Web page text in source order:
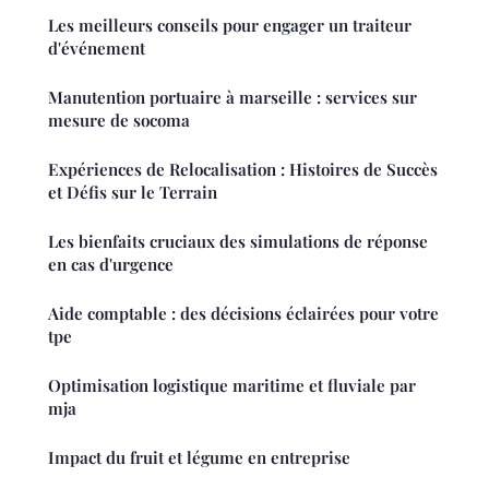
Les meilleurs conseils pour engager un traiteur
d'événement
Manutention portuaire à marseille : services sur
mesure de socoma
Expériences de Relocalisation : Histoires de Succès
et Défis sur le Terrain
Les bienfaits cruciaux des simulations de réponse
en cas d'urgence
Aide comptable : des décisions éclairées pour votre
tpe
Optimisation logistique maritime et fluviale par
mja
Impact du fruit et légume en entreprise